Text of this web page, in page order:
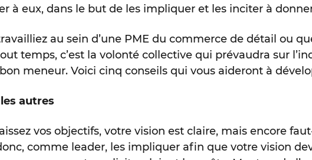
à eux, dans le but de les impliquer et les inciter à
au sein d’une PME du commerce de détail ou
temps, c’est la volonté collective qui prévaudra sur
meneur. Voici cinq conseils qui vous aideront à
autres
vos objectifs, votre vision est claire, mais encore
comme leader, les impliquer afin que votre vision